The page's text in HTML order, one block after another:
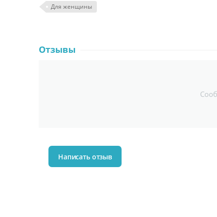
Для женщины
Отзывы
Написать отзыв